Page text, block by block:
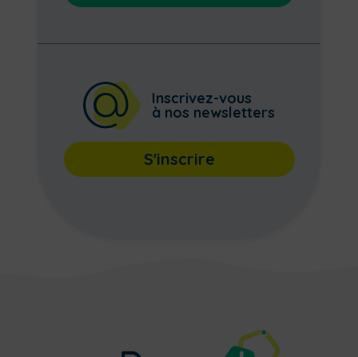
Inscrivez-vous
à nos newsletters
S'inscrire